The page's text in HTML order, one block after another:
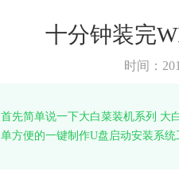
十分钟装完
时间：
首先简单说一下大白菜装机系列 大
单方便的一键制作U盘启动安装系